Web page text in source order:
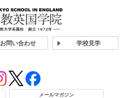
お問い合わせ 学校見学
メールマガジン